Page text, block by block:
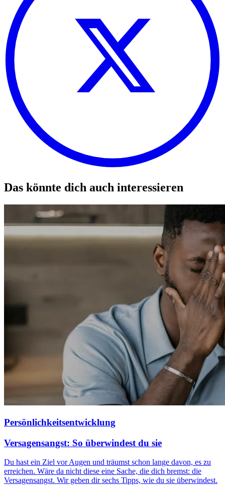
Das könnte dich auch interessieren
Persönlichkeitsentwicklung
Versagensangst: So überwindest du sie
Du hast ein Ziel vor Augen und träumst schon lange davon, es zu
erreichen. Wäre da nicht diese eine Sache, die dich bremst: die
Versagensangst. Wir geben dir sechs Tipps, wie du sie überwindest.